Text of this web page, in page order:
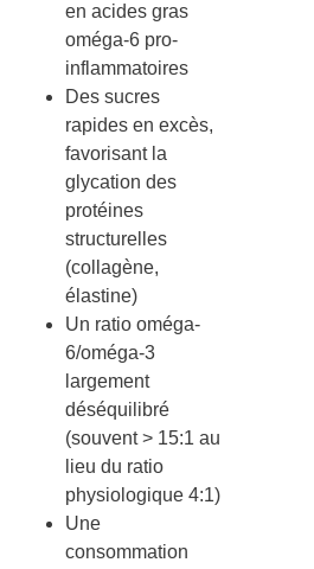
en acides gras
oméga-6 pro-
inflammatoires
Des sucres
rapides en excès,
favorisant la
glycation des
protéines
structurelles
(collagène,
élastine)
Un ratio oméga-
6/oméga-3
largement
déséquilibré
(souvent > 15:1 au
lieu du ratio
physiologique 4:1)
Une
consommation